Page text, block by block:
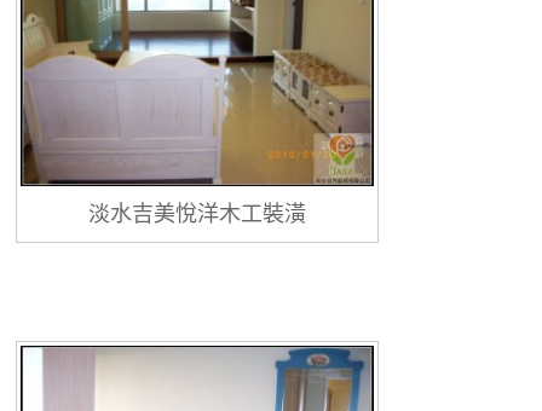
淡水吉美悅洋木工裝潢